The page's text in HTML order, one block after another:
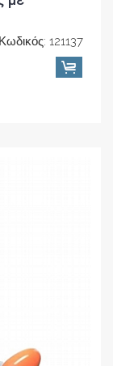
Κωδικός: 121137